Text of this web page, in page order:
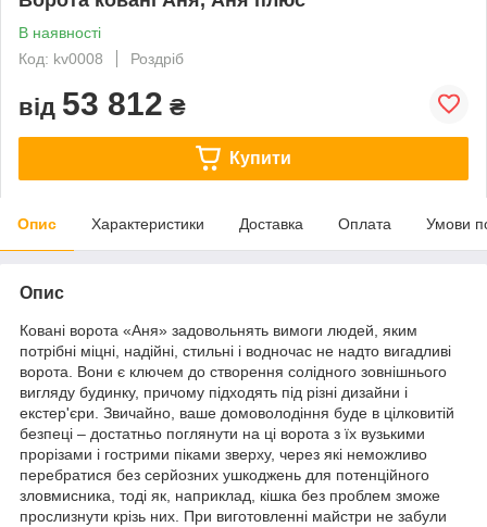
В наявності
Код: kv0008
Роздріб
від 53 812 ₴
Купити
Опис Характеристики Доставка Оплата Умови
Опис
Ковані ворота «Аня» задовольнять вимоги людей, яким
потрібні міцні, надійні, стильні і водночас не надто вигадливі
ворота. Вони є ключем до створення солідного зовнішнього
вигляду будинку, причому підходять під різні дизайни і
екстер'єри. Звичайно, ваше домоволодіння буде в цілковитій
безпеці – достатньо поглянути на ці ворота з їх вузькими
прорізами і гострими піками зверху, через які неможливо
перебратися без серйозних ушкоджень для потенційного
зловмисника, тоді як, наприклад, кішка без проблем зможе
прослизнути крізь них. При виготовленні майстри не забули